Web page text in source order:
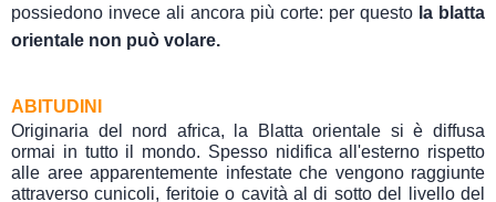
possiedono invece ali ancora più corte: per questo la blatta
orientale non può volare.
ABITUDINI
Originaria del nord africa, la Blatta orientale si è diffusa
ormai in tutto il mondo. Spesso nidifica all'esterno rispetto
alle aree apparentemente infestate che vengono raggiunte
attraverso cunicoli, feritoie o cavità al di sotto del livello del